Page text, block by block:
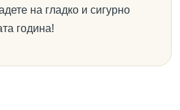
на гладко и сигурно
година!